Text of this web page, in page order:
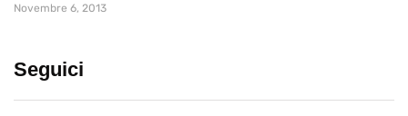
Novembre 6, 2013
Seguici